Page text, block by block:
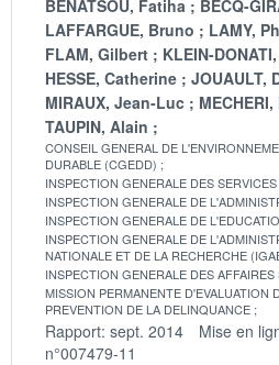
BENATSOU, Fatiha
BECQ-
LAFFARGUE, Bruno
LAMY,
FLAM, Gilbert
KLEIN-
HESSE, Catherine
JOUAULT,
MIRAUX, Jean-Luc
TAUPIN, Alain
CONSEIL GENERAL DE
DURABLE (CGEDD)
INSPECTION GENERALE DES
INSPECTION GENERALE DE
INSPECTION GENERALE DE
INSPECTION GENERALE DE
NATIONALE ET DE LA RECHERCHE
INSPECTION GENERALE DES
MISSION PERMANENTE D'EVALUATION
PREVENTION DE LA DELINQUANCE
Rapport: sept. 2014 Mise en
n°007479-11